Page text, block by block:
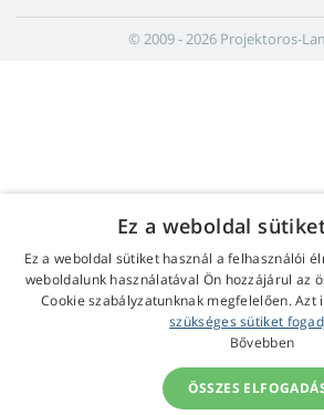
© 2009 - 2026 Projektoros-
Ez a weboldal
Ez a weboldal sütiket használ a felhasználói
weboldalunk használatával Ön hozzájárul az
Cookie szabályzatunknak megfelelően. Azt
szükséges sütiket
Bővebben
ÖSSZES